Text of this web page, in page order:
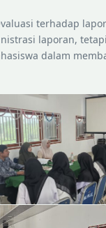
terhadap
laporan,
dalam